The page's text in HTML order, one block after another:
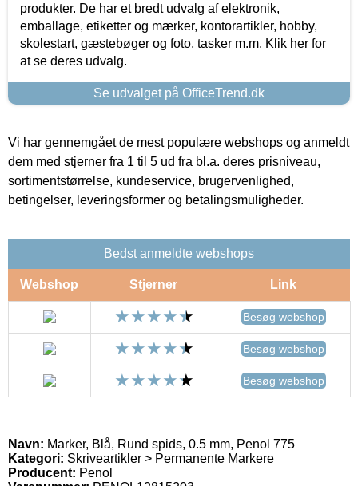
produkter. De har et bredt udvalg af elektronik,
emballage, etiketter og mærker, kontorartikler, hobby,
skolestart, gæstebøger og foto, tasker m.m. Klik her for
at se deres udvalg.
Se udvalget på OfficeTrend.dk
Vi har gennemgået de mest populære webshops og anmeldt
dem med stjerner fra 1 til 5 ud fra bl.a. deres prisniveau,
sortimentstørrelse, kundeservice, brugervenlighed,
betingelser, leveringsformer og betalingsmuligheder.
Bedst anmeldte webshops
Webshop Stjerner Link
Besøg webshop
Besøg webshop
Besøg webshop
Navn: Marker, Blå, Rund spids, 0.5 mm, Penol 775
Kategori: Skriveartikler > Permanente Markere
Producent: Penol